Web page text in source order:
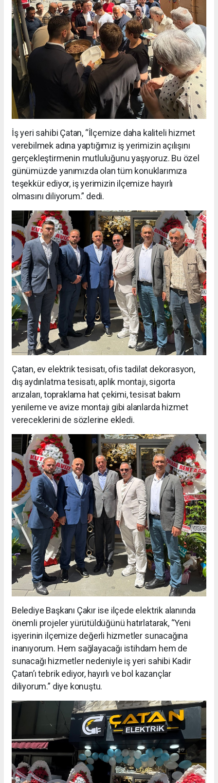
İş yeri sahibi Çatan, “İlçemize daha kaliteli hizmet
verebilmek adına yaptığımız iş yerimizin açılışını
gerçekleştirmenin mutluluğunu yaşıyoruz. Bu özel
günümüzde yanımızda olan tüm konuklarımıza
teşekkür ediyor, iş yerimizin ilçemize hayırlı
olmasını diliyorum.” dedi.
Çatan, ev elektrik tesisatı, ofis tadilat dekorasyon,
dış aydınlatma tesisatı, aplik montajı, sigorta
arızaları, topraklama hat çekimi, tesisat bakım
yenileme ve avize montajı gibi alanlarda hizmet
vereceklerini de sözlerine ekledi.
Belediye Başkanı Çakır ise ilçede elektrik alanında
önemli projeler yürütüldüğünü hatırlatarak, “Yeni
işyerinin ilçemize değerli hizmetler sunacağına
inanıyorum. Hem sağlayacağı istihdam hem de
sunacağı hizmetler nedeniyle iş yeri sahibi Kadir
Çatan’ı tebrik ediyor, hayırlı ve bol kazançlar
diliyorum.” diye konuştu.